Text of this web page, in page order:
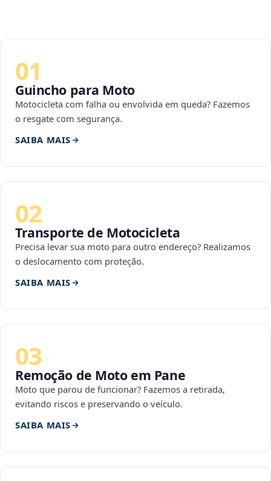
01
Guincho para Moto
Motocicleta com falha ou envolvida em queda? Fazemos
o resgate com segurança.
SAIBA MAIS
02
Transporte de Motocicleta
Precisa levar sua moto para outro endereço? Realizamos
o deslocamento com proteção.
SAIBA MAIS
03
Remoção de Moto em Pane
Moto que parou de funcionar? Fazemos a retirada,
evitando riscos e preservando o veículo.
SAIBA MAIS